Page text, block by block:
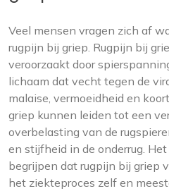
Veel mensen vragen zich af
rugpijn bij griep. Rugpijn bij
veroorzaakt door
lichaam dat vecht tegen de
malaise, vermoeidheid en
griep kunnen leiden tot een
overbelasting van de
en stijfheid in de onderrug.
begrijpen dat rugpijn bij griep
het ziekteproces zelf en